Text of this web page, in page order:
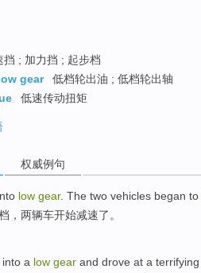
挡 ; 加力挡 ; 起步档
gear
低档轮出油 ; 低档轮出轴
低速传动扭矩
权威例句
low gear. The two vehicles began to
， 两辆车开始减速了。
a low gear and drove at a terrifying